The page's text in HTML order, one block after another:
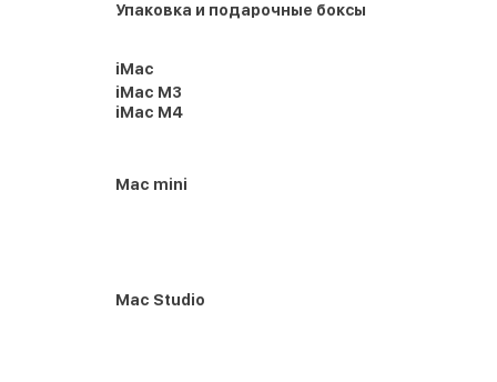
Упаковка и подарочные боксы
iMac
iMac M3
iMac M4
Mac mini
Mac Studio